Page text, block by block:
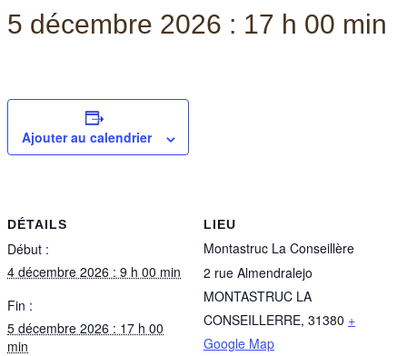
5 décembre 2026 : 17 h 00 min
Ajouter au calendrier
DÉTAILS
Début :
4 décembre 2026 : 9 h 00 min
Fin :
5 décembre 2026 : 17 h 00
min
LIEU
Montastruc La Conseillère
2 rue Almendralejo
MONTASTRUC LA
CONSEILLERRE, 31380 +
Google Map